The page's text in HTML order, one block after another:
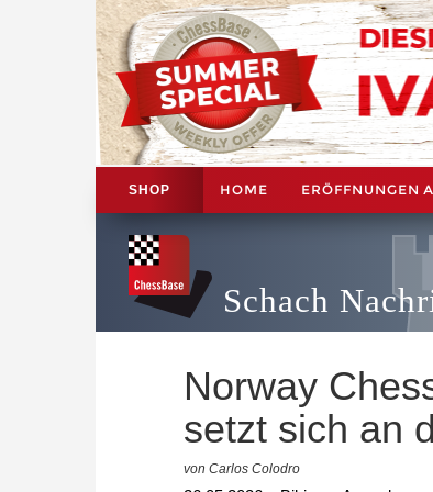
SHOP HOME ERÖFFNUNGEN
Schach
Norway
setzt sich an
von Carlos Colodro